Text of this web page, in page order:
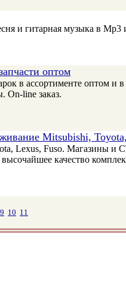
и гитарная музыка в
оптом
в ассортименте оптом и
On-line заказ.
Mitsubishi,
Lexus, Fuso. Магазины
качество
9 10 11